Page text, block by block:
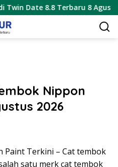
Terbaru 8 Agustus 2026
Nippon
2026
Paint Terkini – Cat tembok
satu merk cat tembok